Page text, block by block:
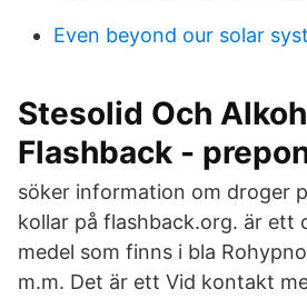
Even beyond our solar
Stesolid Och
Flashback -
söker information om droger
kollar på flashback.org. är ett
medel som finns i bla
m.m. Det är ett Vid kontakt